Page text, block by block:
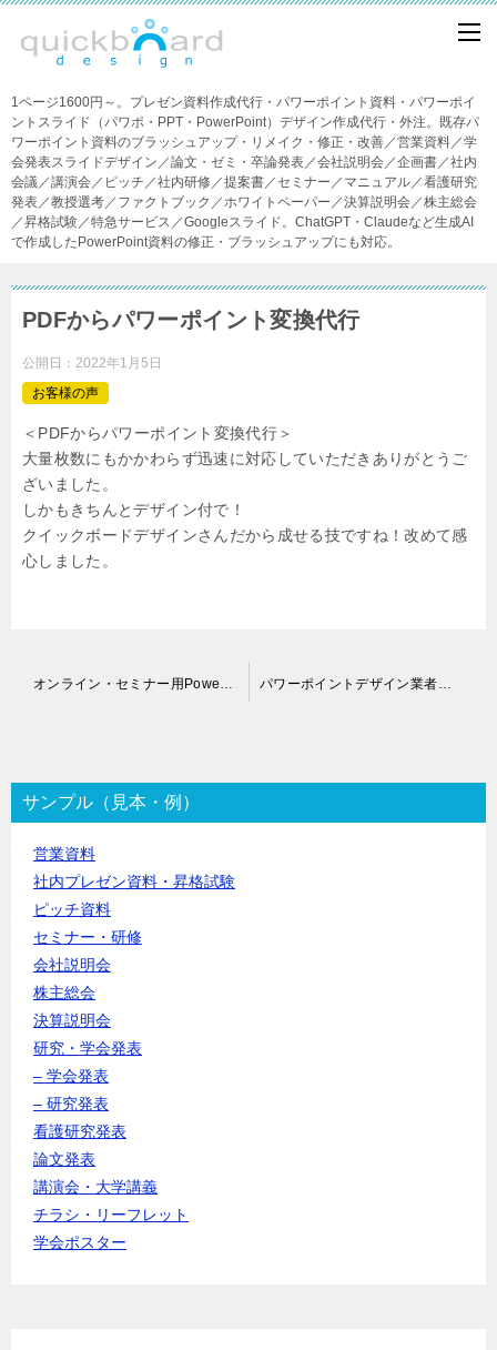
1ページ1600円～。プレゼン資料作成代行・パワーポイント資料・パワーポイ
ントスライド（パワポ・PPT・PowerPoint）デザイン作成代行・外注。既存パ
ワーポイント資料のブラッシュアップ・リメイク・修正・改善／営業資料／学
会発表スライドデザイン／論文・ゼミ・卒論発表／会社説明会／企画書／社内
会議／講演会／ピッチ／社内研修／提案書／セミナー／マニュアル／看護研究
発表／教授選考／ファクトブック／ホワイトペーパー／決算説明会／株主総会
／昇格試験／特急サービス／Googleスライド。ChatGPT・Claudeなど生成AI
で作成したPowerPoint資料の修正・ブラッシュアップにも対応。
PDFからパワーポイント変換代行
公開日： 2022年1月5日
お客様の声
＜PDFからパワーポイント変換代行＞
大量枚数にもかかわらず迅速に対応していただきありがとうご
ざいました。
しかもきちんとデザイン付で！
クイックボードデザインさんだから成せる技ですね！改めて感
心しました。
ゲ
ー
シ
サンプル（見本・例）
営業資料
社内プレゼン資料・昇格試験
ピッチ資料
セミナー・研修
会社説明会
株主総会
決算説明会
研究・学会発表
– 学会発表
– 研究発表
看護研究発表
論文発表
講演会・大学講義
チラシ・リーフレット
学会ポスター